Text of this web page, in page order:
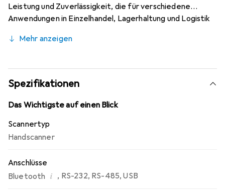
Leistung und Zuverlässigkeit, die für verschiedene
Anwendungen in Einzelhandel, Lagerhaltung und Logistik
kabelgebundene als auch kabellose
ermöglicht. Die Bluetooth-Technologie sorgt für eine
kabellose Reichweite von bis zu 10 Metern, während die
IP41-Schutzart das Gerät vor Staub und Spritzwasser
schützt. Mit einem Gewicht von nur 220 Gramm ist der
längere Zeiträume hinweg erleichtert. Die Lithium-Ionen-
Batterie mit einer Kapazität von 2400 mAh
sodass der Scanner auch in anspruchsvollen Umgebungen
zuverlässig eingesetzt werden kann.
Mehr anzeigen
Spezifikationen
Das Wichtigste auf einen Blick
Scannertyp
Handscanner
Anschlüsse
Bluetooth i , RS-232, RS-485,USB